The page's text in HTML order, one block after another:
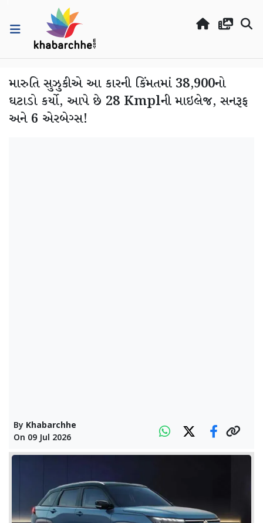
મારુતિ સુઝુકીએ આ કારની કિંમતમાં 38,900નો
ઘટાડો કર્યો, આપે છે 28 Kmplની માઇલેજ, સનરૂફ
અને 6 એરબેગ્સ!
By Khabarchhe
On 09 Jul 2026